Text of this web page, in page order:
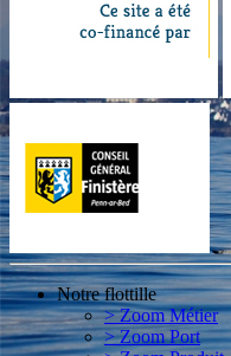
Notre flottille
> Zoom Métier
> Zoom Port